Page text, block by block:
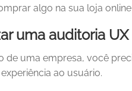
algo na sua loja
uma auditoria
de uma empresa, você
ao usuário.